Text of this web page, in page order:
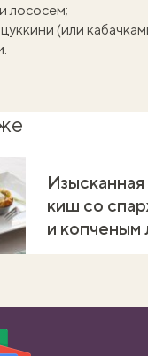
лососем;
(или
.
Изысканная
киш со
и копченым